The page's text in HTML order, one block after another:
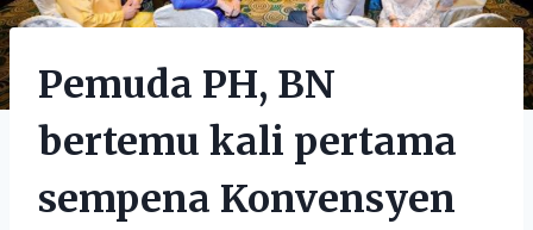
Pemuda PH, BN
bertemu kali pertama
sempena Konvensyen